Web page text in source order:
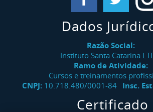
Dados
Razão Social:
Instituto Santa Catarina
Ramo de Atividade:
Cursos e treinamentos
CNPJ: 10.718.480/0001-84 Insc.
Certificado